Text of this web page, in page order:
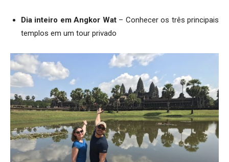
Dia inteiro em Angkor Wat– Conhecer os três principais
templos em um tour privado